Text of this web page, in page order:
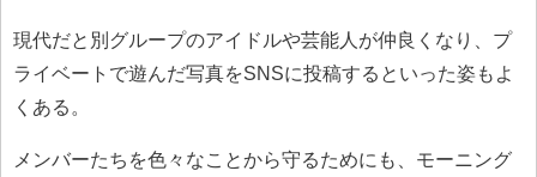
現代だと別グループのアイドルや芸能人が仲良くなり、プ
ライベートで遊んだ写真をSNSに投稿するといった姿もよ
くある。
メンバーたちを色々なことから守るためにも、モーニング